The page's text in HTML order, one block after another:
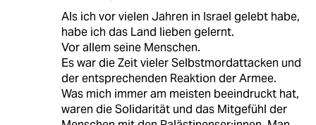
Als ich vor vielen Jahren in Israel gelebt habe,
habe ich das Land lieben gelernt.
Vor allem seine Menschen.
Es war die Zeit vieler Selbstmordattacken und
der entsprechenden Reaktion der Armee.
Was mich immer am meisten beeindruckt hat,
waren die Solidarität und das Mitgefühl der